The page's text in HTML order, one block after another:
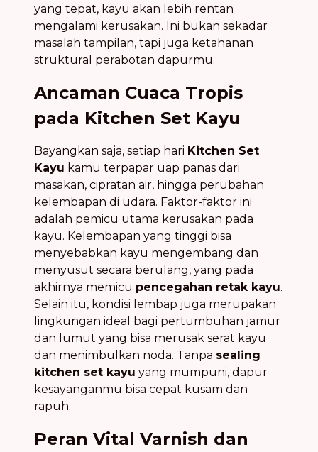
yang tepat, kayu akan lebih rentan
mengalami kerusakan. Ini bukan sekadar
masalah tampilan, tapi juga ketahanan
struktural perabotan dapurmu.
Ancaman Cuaca Tropis
pada Kitchen Set Kayu
Bayangkan saja, setiap hari Kitchen Set
Kayu kamu terpapar uap panas dari
masakan, cipratan air, hingga perubahan
kelembapan di udara. Faktor-faktor ini
adalah pemicu utama kerusakan pada
kayu. Kelembapan yang tinggi bisa
menyebabkan kayu mengembang dan
menyusut secara berulang, yang pada
akhirnya memicu pencegahan retak kayu.
Selain itu, kondisi lembap juga merupakan
lingkungan ideal bagi pertumbuhan jamur
dan lumut yang bisa merusak serat kayu
dan menimbulkan noda. Tanpa sealing
kitchen set kayu yang mumpuni, dapur
kesayanganmu bisa cepat kusam dan
rapuh.
Peran Vital Varnish dan